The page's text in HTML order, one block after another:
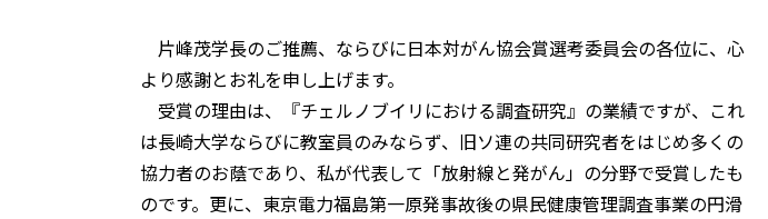
片峰茂学長のご推薦、ならびに日本対がん協会賞選考委員会の各位に、心
より感謝とお礼を申し上げます。
受賞の理由は、『チェルノブイリにおける調査研究』の業績ですが、これ
は長崎大学ならびに教室員のみならず、旧ソ連の共同研究者をはじめ多くの
協力者のお蔭であり、私が代表して「放射線と発がん」の分野で受賞したも
のです。更に、東京電力福島第一原発事故後の県民健康管理調査事業の円滑